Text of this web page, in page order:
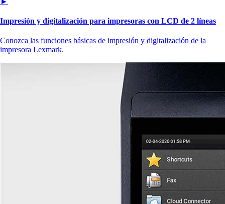
Impresión y digitalización para impresoras con LCD de 2 líneas
Conozca las funciones básicas de impresión y digitalización de la
impresora Lexmark.